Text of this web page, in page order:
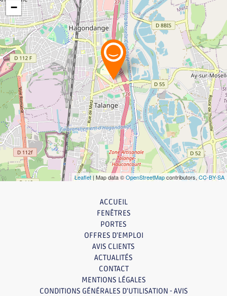
−
Leaflet | Map data ©OpenStreetMapcontributors,CC-BY-SA
ACCUEIL
FENÊTRES
PORTES
OFFRES D'EMPLOI
AVIS CLIENTS
ACTUALITÉS
CONTACT
MENTIONS LÉGALES
CONDITIONS GÉNÉRALES D'UTILISATION - AVIS